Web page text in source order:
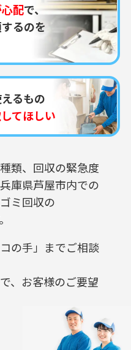
配で、
るのを
るもの
てほしい
類、回収の緊急度
兵庫県芦屋市内での
ミ回収の
の手」までご相談
、お客様のご要望